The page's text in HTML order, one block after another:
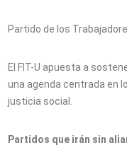
Partido de los
El FIT-U apuesta a
una agenda centrada en
justicia social.
Partidos que irán sin